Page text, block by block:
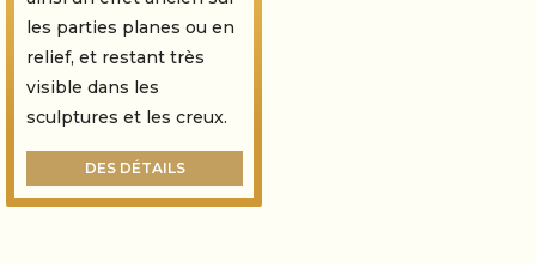
les parties planes ou en
relief, et restant très
visible dans les
sculptures et les creux.
DES DÉTAILS